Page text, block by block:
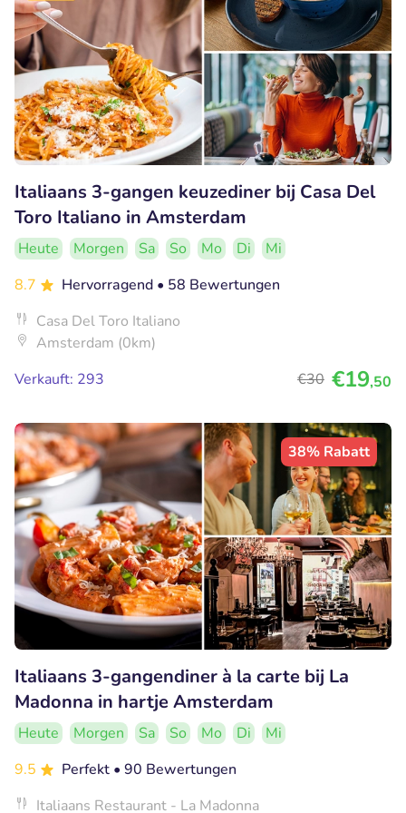
Italiaans 3-gangen keuzediner bij Casa Del
Toro Italiano in Amsterdam
Heute Morgen Sa So Mo Di
Mi
8.7
Hervorragend • 58 Bewertungen
Casa Del Toro Italiano
Amsterdam (0km)
Verkauft: 293
€30 €19,50
38% Rabatt
Italiaans 3-gangendiner à la carte bij La
Madonna in hartje Amsterdam
Heute Morgen Sa So Mo Di
Mi
9.5
Perfekt • 90 Bewertungen
Italiaans Restaurant - La Madonna